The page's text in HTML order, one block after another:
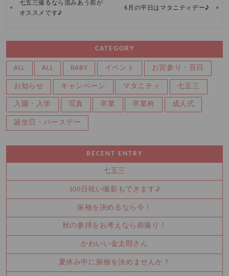
«
七五三撮るなら混みあう前が
オススメです♪
6月の平日はマタニティデー♪ »
CATEGORY
ALL ALL BABY イベント お宮参り・百日
お知らせ キャンペーン マタニティ 七五三
入園・入学 写真 卒業 卒業袴 成人式
誕生日・バースデー
RECENT ENTRY
七五三
100日祝い撮影もできます♪
振袖を決めるなら今！
秋の参拝をお考えなら前撮り！
かわいい金太郎さん
夏休み中に振袖を決めませんか？